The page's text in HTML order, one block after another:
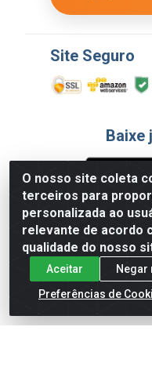
O nosso site coleta
terceiros para
personalizada ao
relevante de acordo
qualidade do nosso
Aceitar
Negar
Preferências de
Site Seguro
Baixe